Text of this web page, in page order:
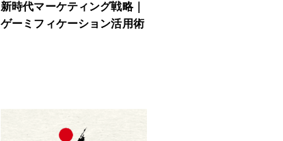
新時代マーケティング戦略｜
ゲーミフィケーション活用術